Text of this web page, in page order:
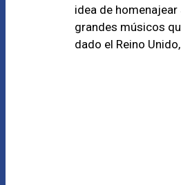
idea de homenajear
grandes músicos
dado el Reino